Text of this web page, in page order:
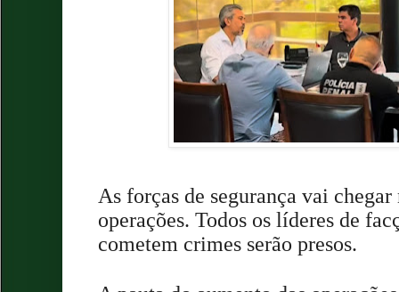
As forças de segurança vai
operações. Todos os líderes de
cometem crimes serão presos.